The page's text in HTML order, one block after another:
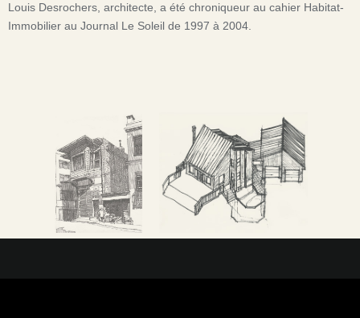
Louis Desrochers, architecte, a été chroniqueur au cahier Habitat-
Immobilier au Journal Le Soleil de 1997 à 2004.